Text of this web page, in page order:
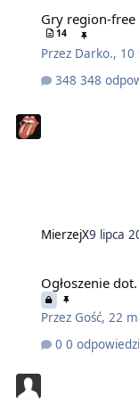
Gry region-free
14
Przez Darko., 10
348
MierzejX9 lipca
Ogłoszenie
Przez Gość, 22
0